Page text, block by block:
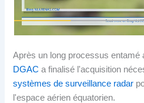
Après un long processus entamé
DGAC a finalisé l'acquisition
systèmes de surveillance radar
l'espace aérien équatorien.